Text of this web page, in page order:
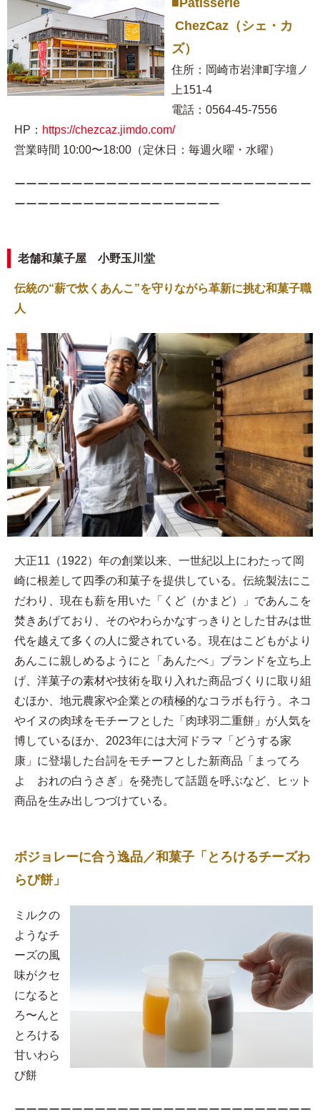
ChezCaz（シェ・カ
ズ）
住所：岡崎市岩津町字壇ノ
上151-4
電話：0564-45-7556
HP： https://chezcaz.jimdo.com/
営業時間 10:00〜18:00（定休日：毎週火曜・水曜）
ーーーーーーーーーーーーーーーーーーーーーーーーーー
ーーーーーーーーーーーーーーーーーー
老舗和菓子屋 小野玉川堂
伝統の“薪で炊くあんこ”を守りながら革新に挑む和菓子職
人
大正11（1922）年の創業以来、一世紀以上にわたって岡
崎に根差して四季の和菓子を提供している。伝統製法にこ
だわり、現在も薪を用いた「くど（かまど）」であんこを
焚きあげており、そのやわらかなすっきりとした甘みは世
代を越えて多くの人に愛されている。現在はこどもがより
あんこに親しめるようにと「あんたべ」ブランドを立ち上
げ、洋菓子の素材や技術を取り入れた商品づくりに取り組
むほか、地元農家や企業との積極的なコラボも行う。ネコ
やイヌの肉球をモチーフとした「肉球羽二重餅」が人気を
博しているほか、2023年には大河ドラマ「どうする家
康」に登場した台詞をモチーフとした新商品「まってろ
よ おれの白うさぎ」を発売して話題を呼ぶなど、ヒット
商品を生み出しつづけている。
ボジョレーに合う逸品／和菓子「とろけるチーズわ
らび餅」
​ミルクの
ようなチ
ーズの風
味がクセ
になると
ろ〜んと
とろける
甘いわら
び餅